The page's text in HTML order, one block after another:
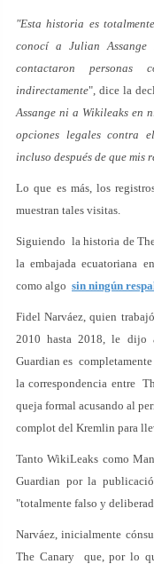
"Esta historia es
conocí a Julian
contactaron
indirectamente", dice la
Assange ni a Wikileaks en
opciones legales contra
incluso después de que mis
Lo que es más, los
muestran tales visitas.
Siguiendo la historia de
la embajada ecuatoriana
como algo sin ningún
Fidel Narváez, quien
2010 hasta 2018, le
Guardian es
la correspondencia entre
queja formal acusando al
complot del Kremlin para
Tanto WikiLeaks como
Guardian por la
"totalmente falso y
Narváez, inicialmente
The Canary que, por lo